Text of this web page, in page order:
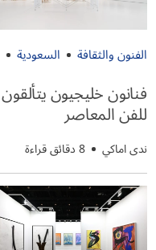
الفنون والثقافة السعودية
فنانون خليجيون
للفن المعاصر
ندى اماكي 8 دقائق قراءة